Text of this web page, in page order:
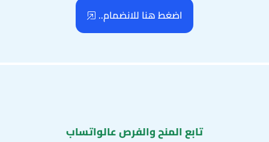
اضغط هنا للانضمام..
تابع المنح والفرص عالواتساب